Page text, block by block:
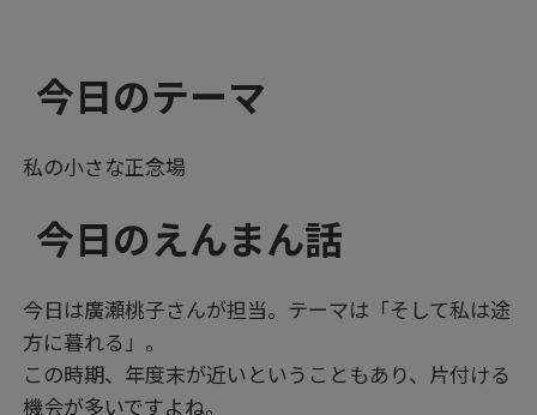
今日のテーマ
私の小さな正念場
今日のえんまん話
今日は廣瀬桃子さんが担当。テーマは「そして私は途
方に暮れる」。
この時期、年度末が近いということもあり、片付ける
機会が多いですよね。